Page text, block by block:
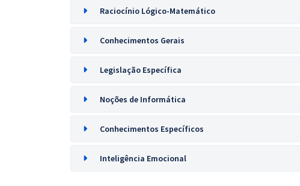
Raciocínio Lógico-Matemático
Conhecimentos Gerais
Legislação Específica
Noções de Informática
Conhecimentos Específicos
Inteligência Emocional